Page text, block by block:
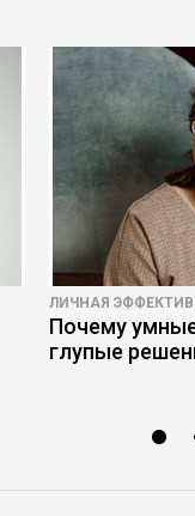
ЛИЧНАЯ
Почему
глупые